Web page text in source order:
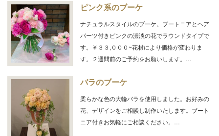
ピンク系のブーケ
ナチュラルスタイルのブーケ。ブートニアとヘア
パーツ付きピンクの濃淡の花でラウンドタイプで
す。￥３３,０００~花材により価格が変わりま
す。２週間前のご予約をお願いします。…
バラのブーケ
柔らかな色の大輪バラを使用しました。お好みの
花、デザインをご相談し制作いたします。ブート
ニア付きお気軽にご相談ください。…